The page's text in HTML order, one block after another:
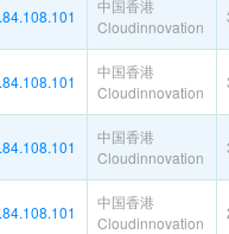
中国香港
Cloudinnovation
中国香港
Cloudinnovation
中国香港
Cloudinnovation
中国香港
Cloudinnovation